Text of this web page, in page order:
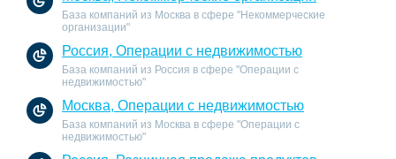
База компаний из Москва в сфере "Некоммерческие
организации"
Россия, Операции с недвижимостью
База компаний из Россия в сфере "Операции с
недвижимостью"
Москва, Операции с недвижимостью
База компаний из Москва в сфере "Операции с
недвижимостью"